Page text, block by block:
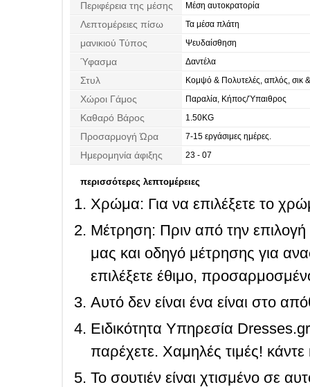
Περιφέρεια της μέσης Μέση αυτοκρατορία
Λεπτομέρειες πίσω Τα μέσα πλάτη
μανικιού Τύπος Ψευδαίσθηση
Ύφασμα Δαντέλα
Στυλ Κομψό & Πολυτελές, απλός, σικ
Χώροι Γάμος Παραλία, Κήπος/Ύπαιθρος
Καθαρό Βάρος 1.50KG
Προσαρμογή Ώρα 7-15 εργάσιμες ημέρες.
Ημερομηνία άφιξης 23 - 07
περισσότερες λεπτομέρειες
Χρώμα: Για να επιλέξετε το
Μέτρηση: Πριν από την
μας και οδηγό μέτρησης για
επιλέξετε έθιμο,
Αυτό δεν είναι ένα είναι στο
Ειδικότητα Υπηρεσία
παρέχετε. Χαμηλές τιμές! κάντε
Το σουτιέν είναι χτισμένο σε